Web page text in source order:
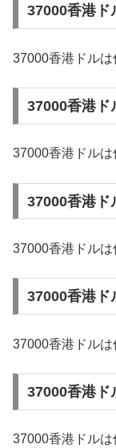
37000香港ド
37000香港ドルは
37000香港ド
37000香港ドルは
37000香港ド
37000香港ドルは
37000香港ド
37000香港ドルは
37000香港ド
37000香港ドルは